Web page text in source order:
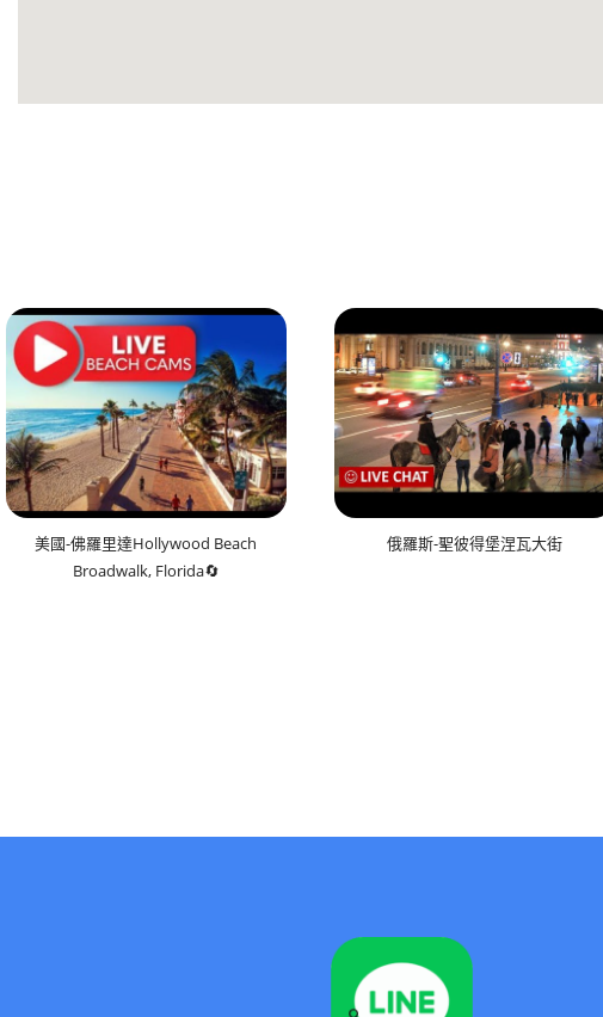
美國-佛羅里達Hollywood Beach
Broadwalk, Florida🔄
俄羅斯-聖彼得堡涅瓦大街